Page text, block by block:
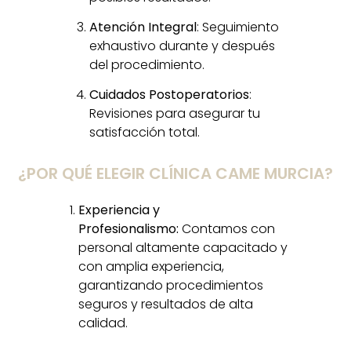
Atención Integral: Seguimiento
exhaustivo durante y después
del procedimiento.
Cuidados Postoperatorios:
Revisiones para asegurar tu
satisfacción total.
¿POR QUÉ ELEGIR CLÍNICA CAME MURCIA?
Experiencia y
Profesionalismo:Contamos con
personal altamente capacitado y
con amplia experiencia,
garantizando procedimientos
seguros y resultados de alta
calidad.